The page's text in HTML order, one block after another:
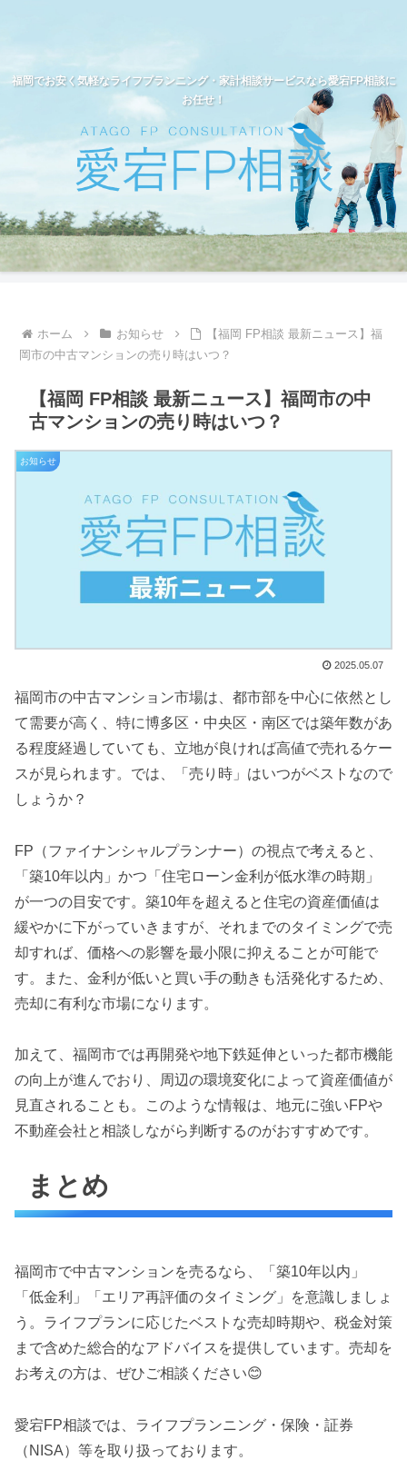
福岡でお安く気軽なライフプランニング・家計相談サービスなら愛宕FP相談に
お任せ！
ホーム お知らせ
【福岡 FP相談 最新ニュース】福
岡市の中古マンションの売り時はいつ？
【福岡 FP相談 最新ニュース】福岡市の中
古マンションの売り時はいつ？
お知らせ
2025.05.07
福岡市の中古マンション市場は、都市部を中心に依然とし
て需要が高く、特に博多区・中央区・南区では築年数があ
る程度経過していても、立地が良ければ高値で売れるケー
スが見られます。では、「売り時」はいつがベストなので
しょうか？
FP（ファイナンシャルプランナー）の視点で考えると、
「築10年以内」かつ「住宅ローン金利が低水準の時期」
が一つの目安です。築10年を超えると住宅の資産価値は
緩やかに下がっていきますが、それまでのタイミングで売
却すれば、価格への影響を最小限に抑えることが可能で
す。また、金利が低いと買い手の動きも活発化するため、
売却に有利な市場になります。
加えて、福岡市では再開発や地下鉄延伸といった都市機能
の向上が進んでおり、周辺の環境変化によって資産価値が
見直されることも。このような情報は、地元に強いFPや
不動産会社と相談しながら判断するのがおすすめです。
まとめ
福岡市で中古マンションを売るなら、「築10年以内」
「低金利」「エリア再評価のタイミング」を意識しましょ
う。ライフプランに応じたベストな売却時期や、税金対策
まで含めた総合的なアドバイスを提供しています。売却を
お考えの方は、ぜひご相談ください😊
愛宕FP相談では、ライフプランニング・保険・証券
（NISA）等を取り扱っております。